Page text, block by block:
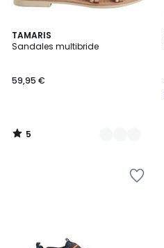
TAMARIS
Sandales multibride
59,95 €
5
/
2
Couleurs
5
/